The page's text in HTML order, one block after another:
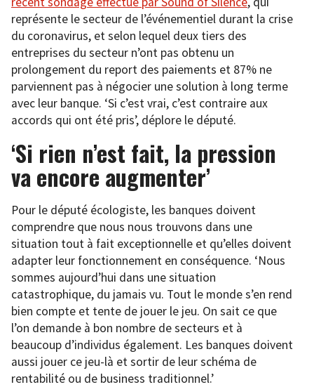
représente le secteur de l’événementiel durant la crise
du coronavirus, et selon lequel deux tiers des
entreprises du secteur n’ont pas obtenu un
prolongement du report des paiements et 87% ne
parviennent pas à négocier une solution à long terme
avec leur banque. ‘Si c’est vrai, c’est contraire aux
accords qui ont été pris’, déplore le député.
‘Si rien n’est fait, la pression
va encore augmenter’
Pour le député écologiste, les banques doivent
comprendre que nous nous trouvons dans une
situation tout à fait exceptionnelle et qu’elles doivent
adapter leur fonctionnement en conséquence. ‘Nous
sommes aujourd’hui dans une situation
catastrophique, du jamais vu. Tout le monde s’en rend
bien compte et tente de jouer le jeu. On sait ce que
l’on demande à bon nombre de secteurs et à
beaucoup d’individus également. Les banques doivent
aussi jouer ce jeu-là et sortir de leur schéma de
rentabilité ou de business traditionnel.’